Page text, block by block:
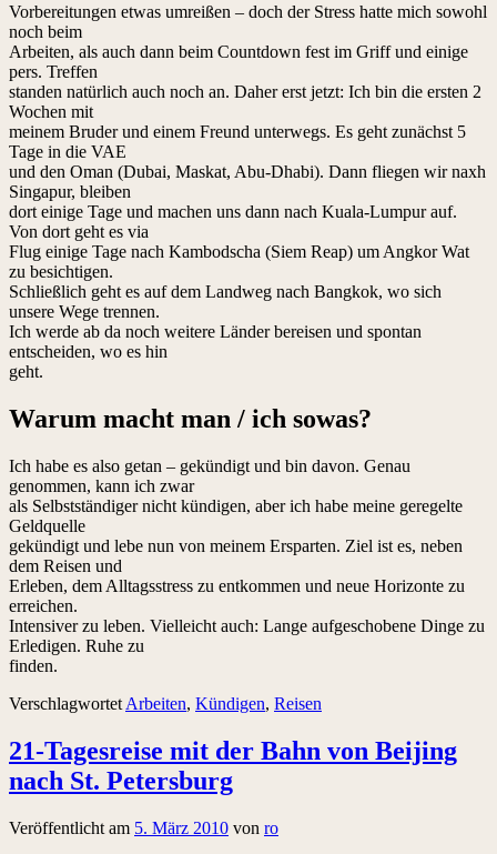
Vorbereitungen etwas umreißen – doch der Stress hatte mich sowohl
noch beim
Arbeiten, als auch dann beim Countdown fest im Griff und einige
pers. Treffen
standen natürlich auch noch an. Daher erst jetzt: Ich bin die ersten 2
Wochen mit
meinem Bruder und einem Freund unterwegs. Es geht zunächst 5
Tage in die VAE
und den Oman (Dubai, Maskat, Abu-Dhabi). Dann fliegen wir naxh
Singapur, bleiben
dort einige Tage und machen uns dann nach Kuala-Lumpur auf.
Von dort geht es via
Flug einige Tage nach Kambodscha (Siem Reap) um Angkor Wat
zu besichtigen.
Schließlich geht es auf dem Landweg nach Bangkok, wo sich
unsere Wege trennen.
Ich werde ab da noch weitere Länder bereisen und spontan
entscheiden, wo es hin
geht.
Warum macht man / ich sowas?
Ich habe es also getan – gekündigt und bin davon. Genau
genommen, kann ich zwar
als Selbstständiger nicht kündigen, aber ich habe meine geregelte
Geldquelle
gekündigt und lebe nun von meinem Ersparten. Ziel ist es, neben
dem Reisen und
Erleben, dem Alltagsstress zu entkommen und neue Horizonte zu
erreichen.
Intensiver zu leben. Vielleicht auch: Lange aufgeschobene Dinge zu
Erledigen. Ruhe zu
finden.
Verschlagwortet Arbeiten, Kündigen, Reisen
21-Tagesreise mit der Bahn von Beijing
nach St. Petersburg
Veröffentlicht am 5. März 2010 von ro